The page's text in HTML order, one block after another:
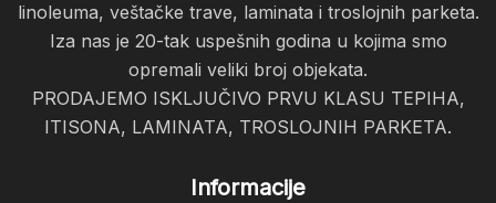
linoleuma, veštačke trave, laminata i troslojnih parketa.
Iza nas je 20-tak uspešnih godina u kojima smo
opremali veliki broj objekata.
PRODAJEMO ISKLJUČIVO PRVU KLASU TEPIHA,
ITISONA, LAMINATA, TROSLOJNIH PARKETA.
Informacije